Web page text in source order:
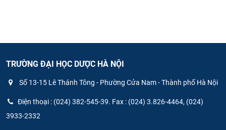
TRƯỜNG ĐẠI HỌC DƯỢC HÀ NỘI
Số 13-15 Lê Thánh Tông - Phường Cửa Nam - Thành phố Hà Nội
Điện thoại : (024) 382-545-39. Fax : (024) 3.826-4464, (024)
3933-2332